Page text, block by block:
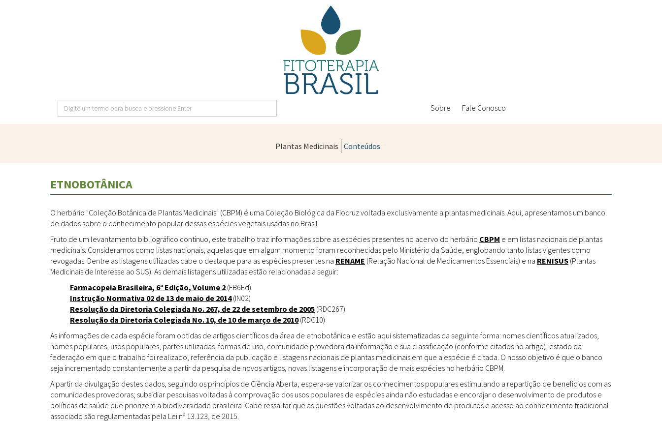
pressione
Enter
Sobre Fale Conosco
Plantas Medicinais Conteúdos
Sanitárias
Políticas
Metodologias
Farmácias Vivas
Medicinais
Conceitos
Livros
Periódicos
Produções Acadêmicas
Todos
Grupos de Pesquisa
Sementes, Mudas &
Plantas
Produto & Indústria Padrões
ETNOBOTÂNICA
O herbário "Coleção Botânica de Plantas Medicinais" (CBPM) é uma Coleção Biológica da Fiocruz voltada exclusivamente a plantas medicinais. Aqui, apresentamos um banco
de dados sobre o conhecimento popular dessas espécies vegetais usadas no Brasil.
Fruto de um levantamento bibliográfico contínuo, este trabalho traz informações sobre as espécies presentes no acervo do herbário CBPM e em listas nacionais de plantas
medicinais. Consideramos como listas nacionais, aquelas que em algum momento foram reconhecidas pelo Ministério da Saúde, englobando tanto listas vigentes como
revogadas. Dentre as listagens utilizadas cabe o destaque para as espécies presentes na RENAME (Relação Nacional de Medicamentos Essenciais) e na RENISUS (Plantas
Medicinais de Interesse ao SUS). As demais listagens utilizadas estão relacionadas a seguir:
Farmacopeia Brasileira, 6ª Edição, Volume 2 (FB6Ed)
Instrução Normativa 02 de 13 de maio de 2014(IN02)
Resolução da Diretoria Colegiada No. 267, de 22 de setembro de 2005 (RDC267)
Resolução da Diretoria Colegiada No. 10, de 10 de março de 2010(RDC10)
As informações de cada espécie foram obtidas de artigos científicos da área de etnobotânica e estão aqui sistematizadas da seguinte forma: nomes científicos atualizados,
nomes populares, usos populares, partes utilizadas, formas de uso, comunidade provedora da informação e sua classificação (conforme citados no artigo), estado da
federação em que o trabalho foi realizado, referência da publicação e listagens nacionais de plantas medicinais em que a espécie é citada. O nosso objetivo é que o banco
seja incrementado constantemente a partir da pesquisa de novos artigos, novas listagens e incorporação de mais espécies no herbário CBPM.
A partir da divulgação destes dados, seguindo os princípios de Ciência Aberta, espera-se valorizar os conhecimentos populares estimulando a repartição de benefícios com as
comunidades provedoras; subsidiar pesquisas voltadas à comprovação dos usos populares de espécies ainda não estudadas e encorajar o desenvolvimento de produtos e
políticas de saúde que priorizem a biodiversidade brasileira. Cabe ressaltar que as questões voltadas ao desenvolvimento de produtos e acesso ao conhecimento tradicional
associado são regulamentadas pela Lei nº 13.123, de 2015.